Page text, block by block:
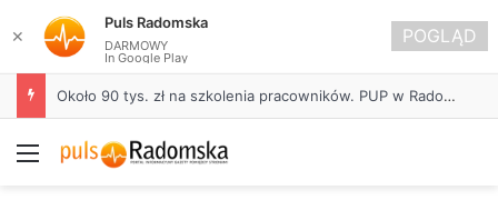
Około 90 tys. zł na szkolenia pracowników. PUP w Radomsku ogłasza nabór wniosków
Menu
✕
Puls Radomska
DARMOWY
In Google Play
POGLĄD